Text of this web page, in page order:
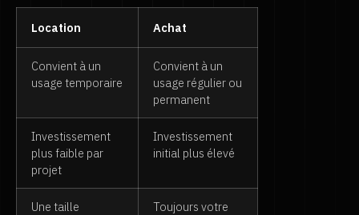
Location Achat
Convient à un
usage temporaire
Convient à un
usage régulier ou
permanent
Investissement
plus faible par
projet
Investissement
initial plus élevé
Une taille
Toujours votre